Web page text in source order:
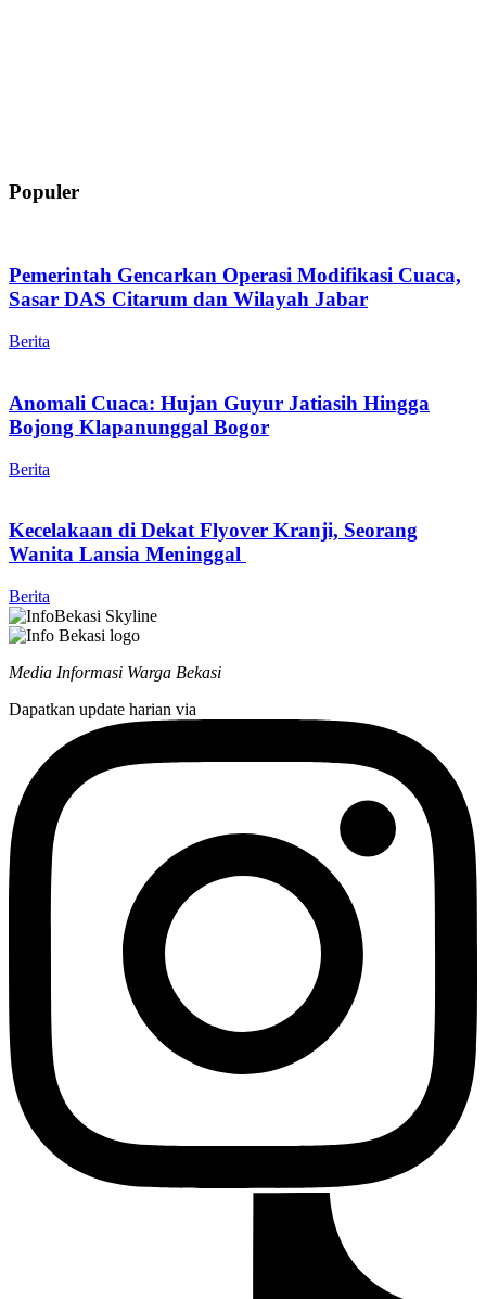
Populer
Pemerintah Gencarkan Operasi Modifikasi Cuaca,
Sasar DAS Citarum dan Wilayah Jabar
Berita
Anomali Cuaca: Hujan Guyur Jatiasih Hingga
Bojong Klapanunggal Bogor
Berita
Kecelakaan di Dekat Flyover Kranji, Seorang
Wanita Lansia Meninggal
Berita
Media Informasi Warga Bekasi
Dapatkan update harian via